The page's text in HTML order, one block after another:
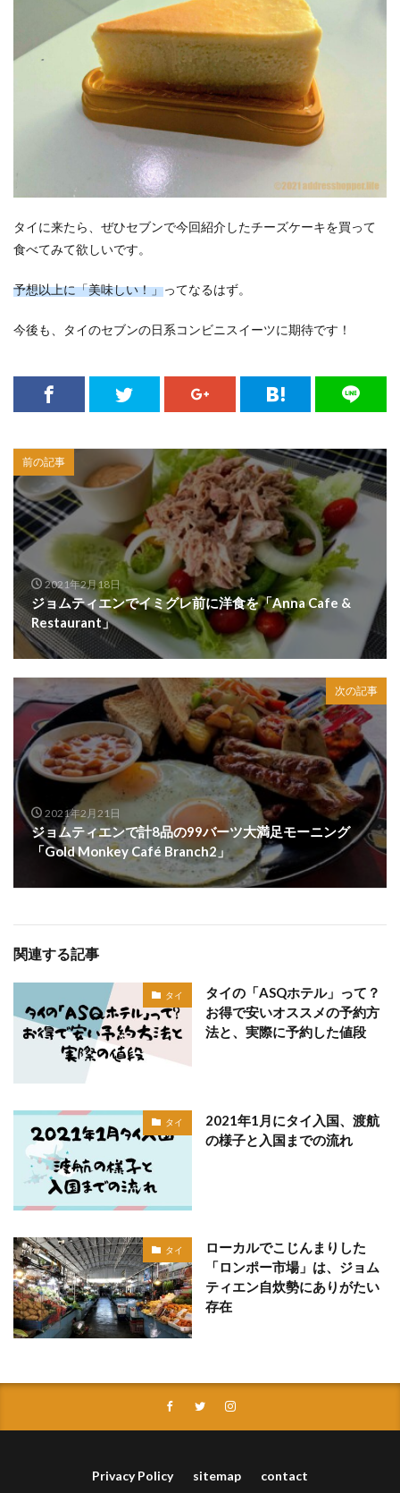
タイに来たら、ぜひセブンで今回紹介したチーズケーキを買って
食べてみて欲しいです。
予想以上に「美味しい！」ってなるはず。
今後も、タイのセブンの日系コンビニスイーツに期待です！
前の記事
2021年2月18日
ジョムティエンでイミグレ前に洋食を「Anna Cafe &
Restaurant」
次の記事
2021年2月21日
ジョムティエンで計8品の99バーツ大満足モーニング
「Gold Monkey Café Branch2」
関連する記事
タイ
タイの「ASQホテル」って？
お得で安いオススメの予約方
法と、実際に予約した値段
タイ
2021年1月にタイ入国、渡航
の様子と入国までの流れ
タイ
ローカルでこじんまりした
「ロンポー市場」は、ジョム
ティエン自炊勢にありがたい
存在
Privacy Policy sitemap contact